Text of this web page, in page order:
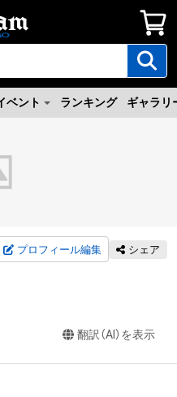
ベント ランキング ギャラリ
プロフィール編集 シェア
翻訳（AI）を表示